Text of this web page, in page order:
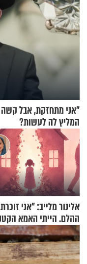
"אני מתחזקת, אבל קשה
המליץ לה לעשות?
אלינור מלייב: "אני
ההלם. הייתי האמא
הבית"